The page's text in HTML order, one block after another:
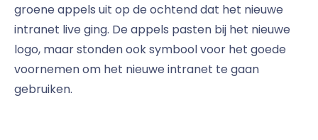
groene appels uit op de ochtend dat het nieuwe
intranet live ging. De appels pasten bij het nieuwe
logo, maar stonden ook symbool voor het goede
voornemen om het nieuwe intranet te gaan
gebruiken.